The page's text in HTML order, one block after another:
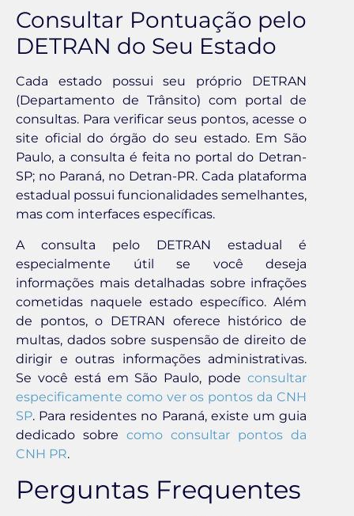
Consultar Pontuação pelo
DETRAN do Seu Estado
Cada estado possui seu próprio DETRAN
(Departamento de Trânsito) com portal de
consultas. Para verificar seus pontos, acesse o
site oficial do órgão do seu estado. Em São
Paulo, a consulta é feita no portal do Detran-
SP; no Paraná, no Detran-PR. Cada plataforma
estadual possui funcionalidades semelhantes,
mas com interfaces específicas.
A consulta pelo DETRAN estadual é
especialmente útil se você deseja
informações mais detalhadas sobre infrações
cometidas naquele estado específico. Além
de pontos, o DETRAN oferece histórico de
multas, dados sobre suspensão de direito de
dirigir e outras informações administrativas.
Se você está em São Paulo, pode consultar
especificamente como ver os pontos da CNH
SP. Para residentes no Paraná, existe um guia
dedicado sobre como consultar pontos da
CNH PR.
Perguntas Frequentes